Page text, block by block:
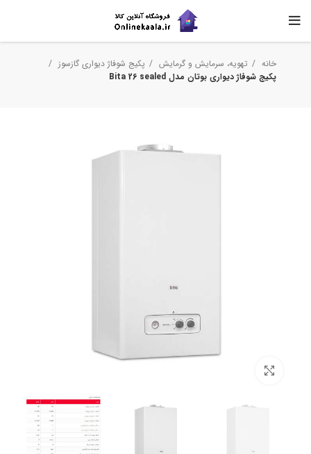
خانه تهویه، سرمایش و گرمایش
پکیج شوفاژ دیواری گازسوز
پکیج شوفاژ دیواری بوتان مدل Bita 26 sealed